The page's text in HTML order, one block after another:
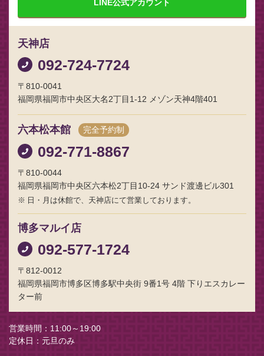
LINE公式アカウント
天神店
092-724-7724
〒810-0041
福岡県福岡市中央区大名2丁目1-12 メゾン天神4階401
六本松本館 完全予約制
092-771-8867
〒810-0044
福岡県福岡市中央区六本松2丁目10-24 サンド渡邊ビル301
日・月は休館で、天神店にて営業しております。
博多マルイ店
092-577-1724
〒812-0012
福岡県福岡市博多区博多駅中央街 9番1号 4階 下りエスカレー
ター前
営業時間
11:00～19:00
定休日
元旦のみ